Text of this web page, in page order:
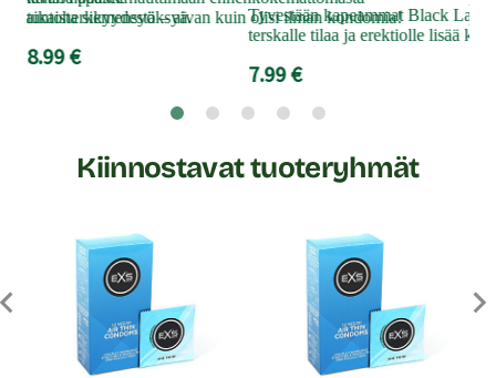
siemensyöksyä.
tuntoherkkyydestä – aivan kuin olisi ilman kondomia!
8.99 €
Tyvestään kapeammat Black
terskalle tilaa ja erektiolle lisää
7.99 €
Kiinnostavat tuoteryhmät